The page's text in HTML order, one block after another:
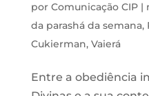
por Comunicação CIP|
da parashá da semana,
Cukierman, Vaierá
Entre a obediência